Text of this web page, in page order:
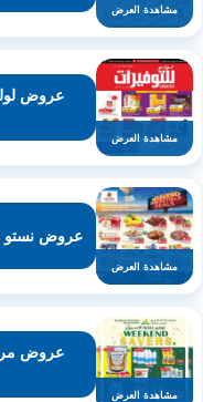
مشاهدة العرض
مشاهدة العرض
مشاهدة العرض
عروض نستو
مشاهدة العرض